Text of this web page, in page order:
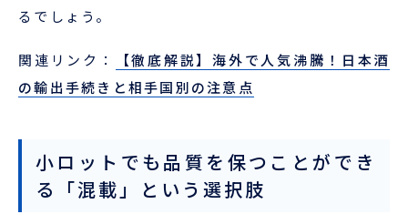
るでしょう。
関連リンク：
【徹底解説】海外で人気沸騰！日本酒
の輸出手続きと相手国別の注意点
小ロットでも品質を保つことができ
る「混載」という選択肢